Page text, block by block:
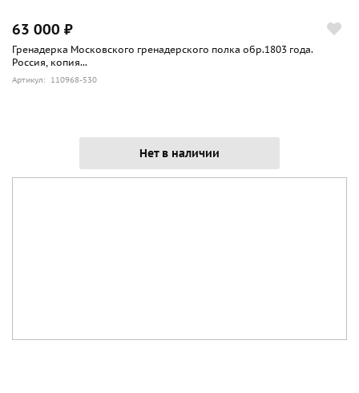
63 000 ₽
Гренадерка Московского гренадерского полка обр.1803 года.
Россия, копия...
Артикул: 110968-530
Нет в наличии